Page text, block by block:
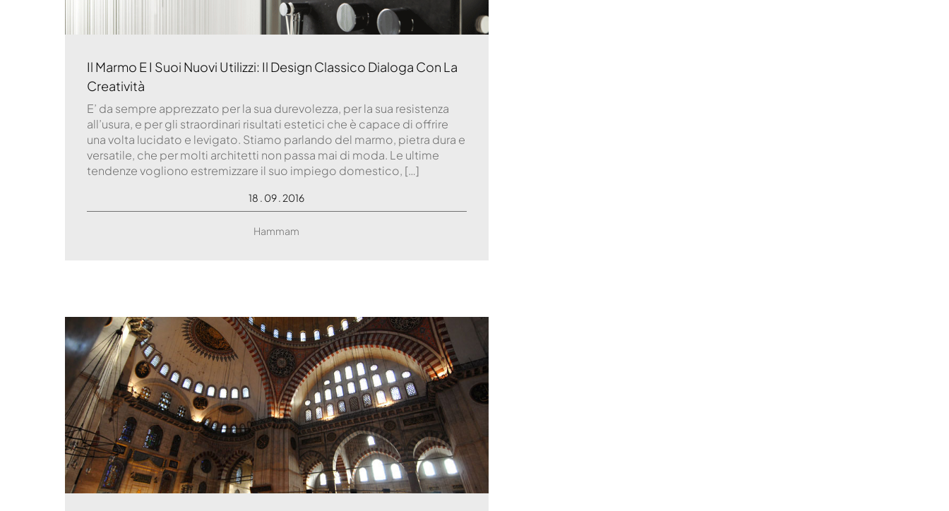
Il Marmo E I Suoi Nuovi Utilizzi: Il Design Classico Dialoga Con La
Creatività
E’ da sempre apprezzato per la sua durevolezza, per la sua resistenza
all’usura, e per gli straordinari risultati estetici che è capace di offrire
una volta lucidato e levigato. Stiamo parlando del marmo, pietra dura e
versatile, che per molti architetti non passa mai di moda. Le ultime
tendenze vogliono estremizzare il suo impiego domestico, […]
18 . 09 . 2016
Hammam